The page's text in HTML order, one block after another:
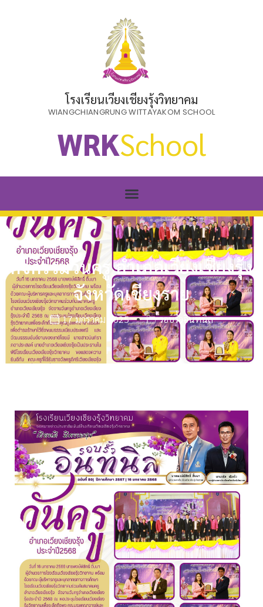
โรงเรียนเวียงเชียงรุ้งวิทยาคม
WIANGCHIANGRUNG WITTAYAKOM SCHOOL
WRKSchool
กิจกรรมวันครู อำเภอเวียงเชียงรุ้ง
จังหวัดเชียงราย
17 มกราคม 2025 รอบรั้วอินทนิล